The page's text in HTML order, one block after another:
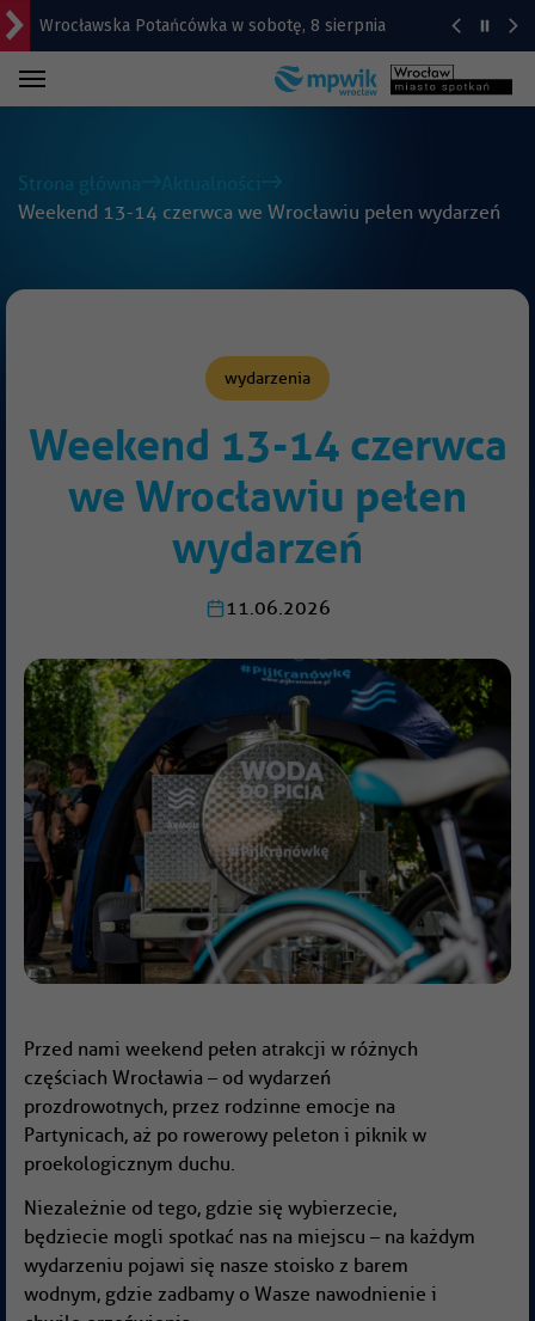
Bitwa o Twierdzę w sobotę w Kłodzku. Co w
programie?
Rekordowa liczba uwag do planu ogólnego.
Na autostradzie A4 pod Wrocławiem zderzyły się 4
Strona główna
Weekend 13-14 czerwca we Wrocławiu pełen wydarzeń
wydarzenia
Weekend 13-14 czerwca
we Wrocławiu pełen
wydarzeń
11.06.2026
Przed nami weekend pełen atrakcji w różnych
częściach Wrocławia – od wydarzeń
prozdrowotnych, przez rodzinne emocje na
Partynicach, aż po rowerowy peleton i piknik w
proekologicznym duchu.
Niezależnie od tego, gdzie się wybierzecie,
będziecie mogli spotkać nas na miejscu – na każdym
wydarzeniu pojawi się nasze stoisko z barem
wodnym, gdzie zadbamy o Wasze nawodnienie i